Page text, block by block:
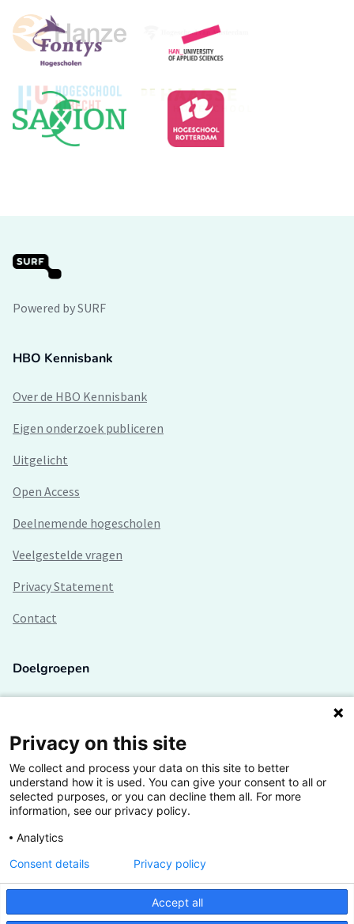
Powered by SURF
HBO Kennisbank
Over de HBO Kennisbank
Eigen onderzoek publiceren
Uitgelicht
Open Access
Deelnemende hogescholen
Veelgestelde vragen
Privacy Statement
Contact
Doelgroepen
Lectoren en onderzoekers
Bedrijven
Hogescholen
De grootste kennisbank van het HBO
Inspiratie op jouw vakgebied
Privacy on this site
We collect and process your data on this site to better
understand how it is used. You can give your consent to all or
selected purposes, or you can decline them all. For more
information, see our privacy policy.
Analytics
Accept all
Consent details Privacy policy